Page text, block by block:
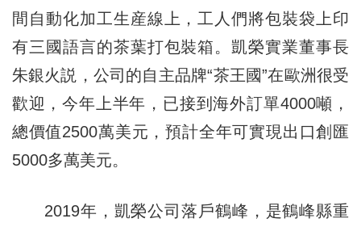
間自動化加工生産線上，工人們將包裝袋上印
有三國語言的茶葉打包裝箱。凱榮實業董事長
朱銀火説，公司的自主品牌“茶王國”在歐洲很受
歡迎，今年上半年，已接到海外訂單4000噸，
總價值2500萬美元，預計全年可實現出口創匯
5000多萬美元。
2019年，凱榮公司落戶鶴峰，是鶴峰縣重